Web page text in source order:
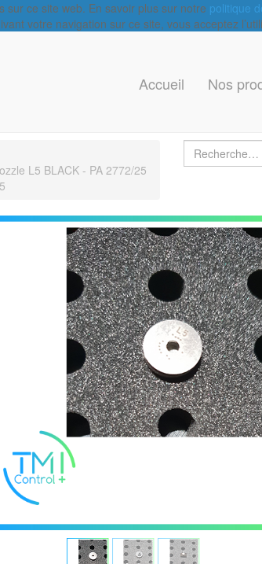
sur ce site web. En savoir plus sur notre politique
votre navigation sur ce site, vous acceptez
Accueil Nos
L5 BLACK - PA 2772/25